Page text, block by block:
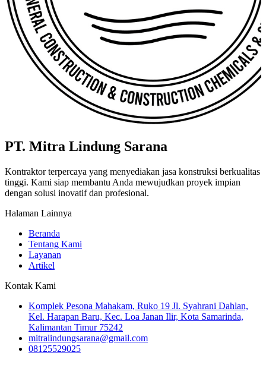
PT. Mitra Lindung Sarana
Kontraktor terpercaya yang menyediakan jasa konstruksi berkualitas
tinggi. Kami siap membantu Anda mewujudkan proyek impian
dengan solusi inovatif dan profesional.
Halaman Lainnya
Beranda
Tentang Kami
Layanan
Artikel
Kontak Kami
Komplek Pesona Mahakam, Ruko 19 Jl. Syahrani Dahlan,
Kel. Harapan Baru, Kec. Loa Janan Ilir, Kota Samarinda,
Kalimantan Timur 75242
mitralindungsarana@gmail.com
08125529025